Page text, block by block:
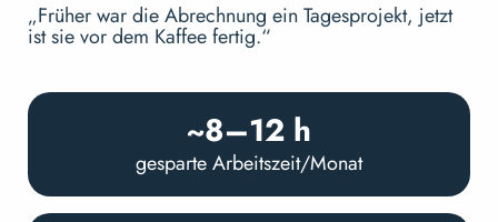
„Früher war die Abrechnung ein Tagesprojekt, jetzt
ist sie vor dem Kaffee fertig.“
~8–12 h
gesparte Arbeitszeit/Monat